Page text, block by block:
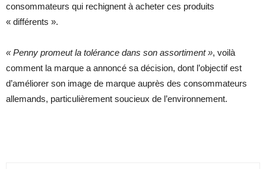
consommateurs qui rechignent à acheter ces produits
« différents ».
« Penny promeut la tolérance dans son assortiment », voilà
comment la marque a annoncé sa décision, dont l’objectif est
d’améliorer son image de marque auprès des consommateurs
allemands, particulièrement soucieux de l’environnement.